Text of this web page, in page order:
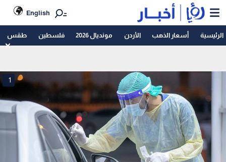
English
الرئيسية أسعار الذهب الأردن مونديال 2026 فلسطين طقس
1